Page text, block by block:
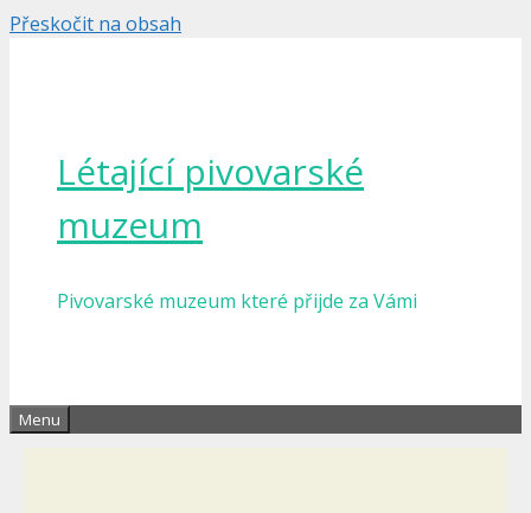
Přeskočit na obsah
Létající pivovarské
muzeum
Pivovarské muzeum které přijde za Vámi
Menu